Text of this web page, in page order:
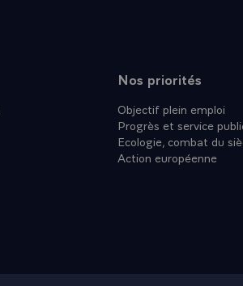
un fait
vivaient
droite,
d'immigrés.
population
- LE
des
Nos priorités
Objectif plein emploi
Progrès et service
Ecologie, combat du
Action européenne